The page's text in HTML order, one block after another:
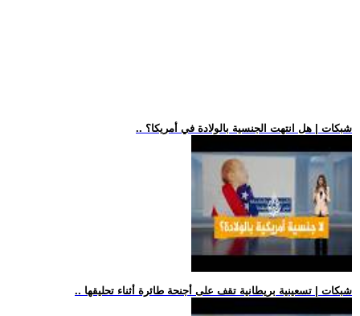
.. شبكات | هل انتهت الجنسية بالولادة في أمريكا؟
.. شبكات | تسعينية بريطانية تقف على أجنحة طائرة أثناء تحليقها